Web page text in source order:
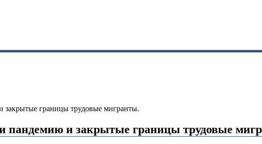
границы трудовые мигранты.
пандемию и закрытые границы трудовые